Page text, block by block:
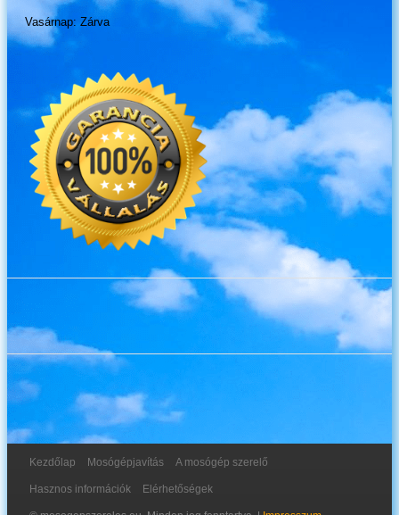
Vasárnap: Zárva
Kezdőlap Mosógépjavítás A mosógép szerelő
Hasznos információk Elérhetőségek